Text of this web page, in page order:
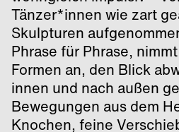
Tänzer*innen wie zart
Skulpturen
Phrase für Phrase,
Formen an, den Blick
innen und nach außen
Bewegungen aus dem
Knochen, feine